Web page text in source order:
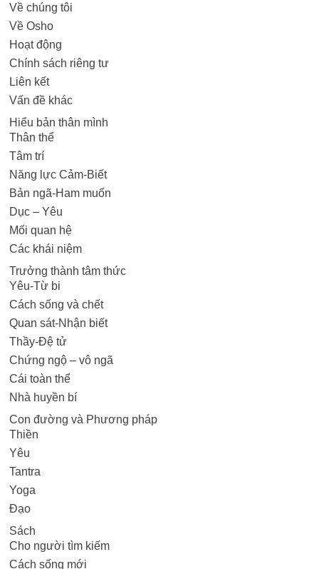
Về chúng tôi
Về Osho
Hoạt động
Chính sách riêng tư
Liên kết
Vấn đề khác
Hiểu bản thân mình
Thân thể
Tâm trí
Năng lực Cảm-Biết
Bản ngã-Ham muốn
Dục – Yêu
Mối quan hệ
Các khái niệm
Trưởng thành tâm thức
Yêu-Từ bi
Cách sống và chết
Quan sát-Nhận biết
Thầy-Đệ tử
Chứng ngộ – vô ngã
Cái toàn thể
Nhà huyền bí
Con đường và Phương pháp
Thiền
Yêu
Tantra
Yoga
Đạo
Sách
Cho người tìm kiếm
Cách sống mới